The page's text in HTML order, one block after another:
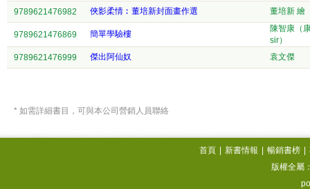
9789621476982 俠影柔情︰董培新封面畫作選 董培新 繪
9789621476869 簡單學驗樓
陳智康（
sir）
9789621476999
傑出阿仙奴 袁文傑
* 如需詳細書目，可與本公司營銷人員聯絡
首頁 新書情報 暢銷書榜
版權全屬